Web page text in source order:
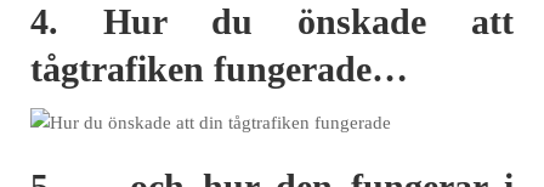
4. Hur du önskade att
tågtrafiken fungerade…